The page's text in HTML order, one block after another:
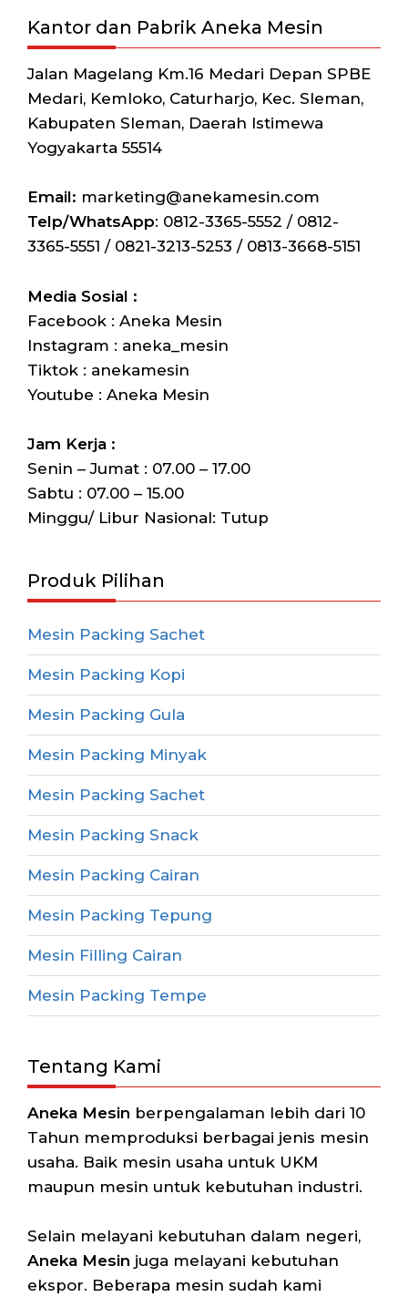
Kantor dan Pabrik Aneka Mesin
Jalan Magelang Km.16 Medari Depan SPBE
Medari, Kemloko, Caturharjo, Kec. Sleman,
Kabupaten Sleman, Daerah Istimewa
Yogyakarta 55514
Email: marketing@anekamesin.com
Telp/WhatsApp: 0812-3365-5552 / 0812-
3365-5551 / 0821-3213-5253 / 0813-3668-5151
Media Sosial :
Facebook : Aneka Mesin
Instagram : aneka_mesin
Tiktok : anekamesin
Youtube : Aneka Mesin
Jam Kerja :
Senin – Jumat : 07.00 – 17.00
Sabtu : 07.00 – 15.00
Minggu/ Libur Nasional: Tutup
Produk Pilihan
Mesin Packing Sachet
Mesin Packing Kopi
Mesin Packing Gula
Mesin Packing Minyak
Mesin Packing Sachet
Mesin Packing Snack
Mesin Packing Cairan
Mesin Packing Tepung
Mesin Filling Cairan
Mesin Packing Tempe
Tentang Kami
Aneka Mesin berpengalaman lebih dari 10
Tahun memproduksi berbagai jenis mesin
usaha. Baik mesin usaha untuk UKM
maupun mesin untuk kebutuhan industri.
Selain melayani kebutuhan dalam negeri,
Aneka Mesin juga melayani kebutuhan
ekspor. Beberapa mesin sudah kami